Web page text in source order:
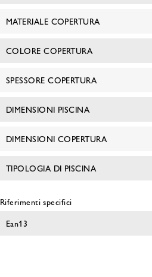
MATERIALE COPERTURA
COLORE COPERTURA
SPESSORE COPERTURA
DIMENSIONI PISCINA
DIMENSIONI COPERTURA
TIPOLOGIA DI PISCINA
Riferimenti specifici
Ean13